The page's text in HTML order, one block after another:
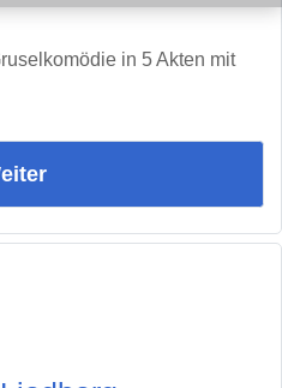
in 5 Akten mit